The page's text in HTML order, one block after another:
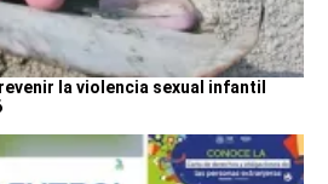
la violencia sexual infantil